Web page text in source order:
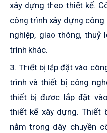
xây dựng theo thiết kế.
công trình xây dựng công
nghiệp, giao thông, thuỷ
trình khác.
3. Thiết bị lắp đặt vào
trình và thiết bị công
thiết bị được lắp đặt
thiết kế xây dựng. Thiết
nằm trong dây chuyền